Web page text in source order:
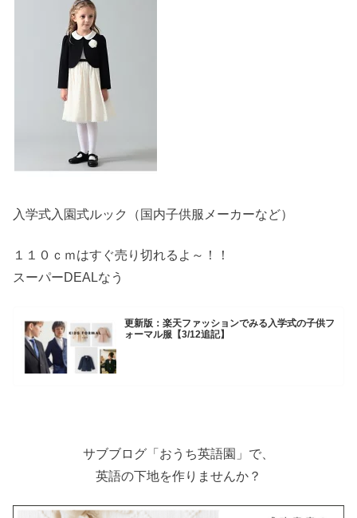
入学式入園式ルック（国内子供服メーカーなど）
１１０ｃｍはすぐ売り切れるよ～！！
スーパーDEALなう
更新版：楽天ファッションでみる入学式の子供フ
ォーマル服【3/12追記】
サブブログ「おうち英語園」で、
英語の下地を作りませんか？